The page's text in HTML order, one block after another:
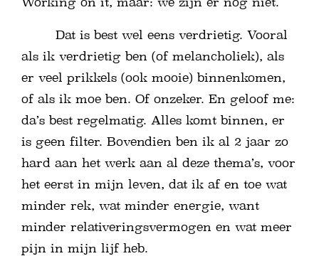
Dat is best wel eens verdrietig. Vooral
als ik verdrietig ben (of melancholiek), als
er veel prikkels (ook mooie) binnenkomen,
of als ik moe ben. Of onzeker. En geloof me:
da’s best regelmatig. Alles komt binnen, er
is geen filter. Bovendien ben ik al 2 jaar zo
hard aan het werk aan al deze thema’s, voor
het eerst in mijn leven, dat ik af en toe wat
minder rek, wat minder energie, want
minder relativeringsvermogen en wat meer
pijn in mijn lijf heb.